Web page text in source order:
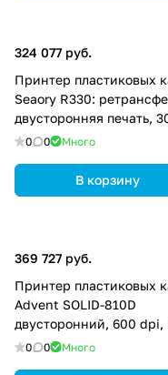
324 077 руб.
Принтер пластиковых
Seaory R330:
двусторонняя печать,
x 300dpi, 20-38 сек/
0 0 Много
В корзину
369 727 руб.
Принтер пластиковых
Advent SOLID-810D
двусторонний, 600 dpi,
Ethernet ASOL8D
0 0 Много